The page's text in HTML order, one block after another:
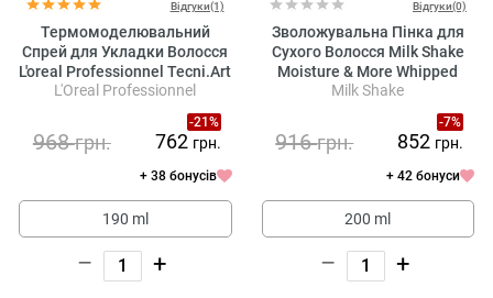
Відгуки(1)
Термомоделювальний
Спрей для Укладки Волосся
L'oreal Professionnel Tecni.Art
PLI
L'Oreal Professionnel
-21%
968грн. 762 грн.
+ 38 бонусів
190 ml
– +
Відгуки(0)
Зволожувальна Пінка для
Сухого Волосся Milk Shake
Moisture & More Whipped
Cream
Milk Shake
-7%
916грн. 852 грн.
+ 42 бонуси
200 ml
– +